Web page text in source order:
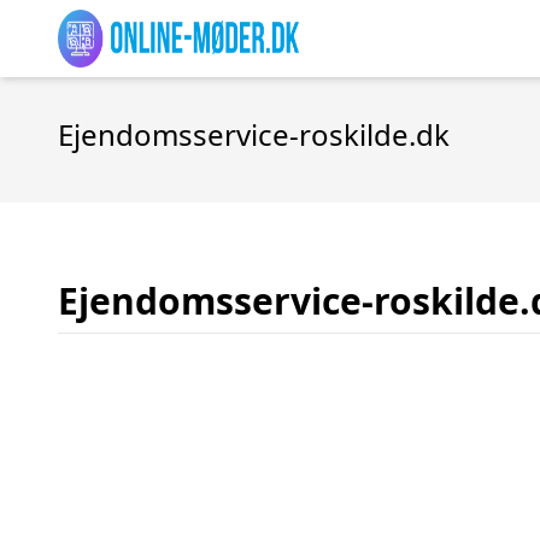
Ejendomsservice-roskilde.dk
Ejendomsservice-